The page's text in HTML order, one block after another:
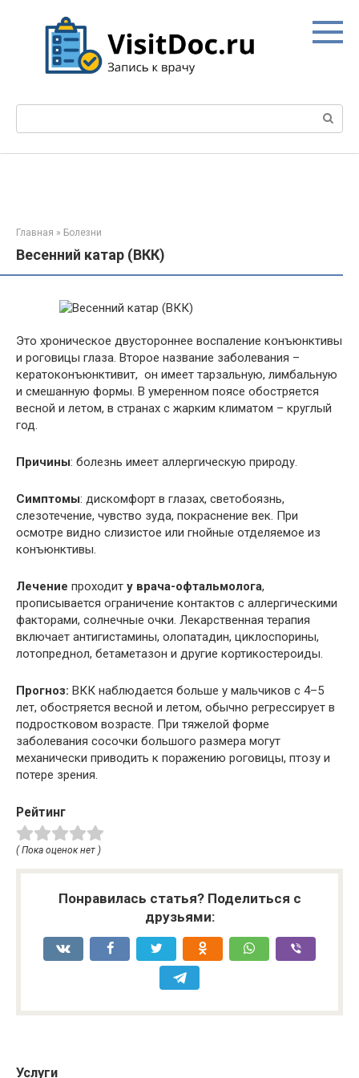
Поиск:
Главная » Болезни
Весенний катар (ВКК)
Это хроническое двустороннее воспаление конъюнктивы
и роговицы глаза. Второе название заболевания –
кератоконъюнктивит, он имеет тарзальную, лимбальную
и смешанную формы. В умеренном поясе обостряется
весной и летом, в странах с жарким климатом – круглый
год.
Причины: болезнь имеет аллергическую природу.
Симптомы: дискомфорт в глазах, светобоязнь,
слезотечение, чувство зуда, покраснение век. При
осмотре видно слизистое или гнойные отделяемое из
конъюнктивы.
Лечение проходит у врача-офтальмолога,
прописывается ограничение контактов с аллергическими
факторами, солнечные очки. Лекарственная терапия
включает антигистамины, олопатадин, циклоспорины,
лотопреднол, бетаметазон и другие кортикостероиды.
Прогноз: ВКК наблюдается больше у мальчиков с 4–5
лет, обостряется весной и летом, обычно регрессирует в
подростковом возрасте. При тяжелой форме
заболевания сосочки большого размера могут
механически приводить к поражению роговицы, птозу и
потере зрения.
Рейтинг
( Пока оценок нет )
Понравилась статья? Поделиться с
друзьями:
Услуги